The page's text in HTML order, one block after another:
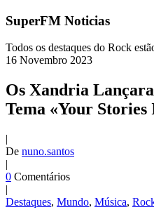
SuperFM Noticias
Todos os destaques do Rock
16 Novembro 2023
Os Xandria
Tema «Your Stories
|
De nuno.santos
|
0 Comentários
|
Destaques, Mundo, Música,